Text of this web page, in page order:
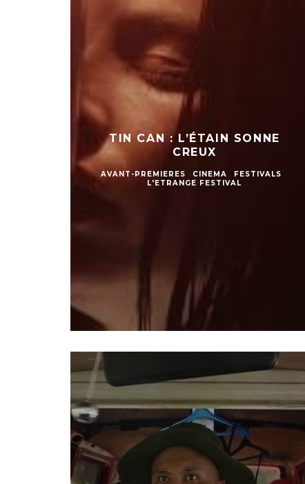
TIN CAN : L’ÉTAIN SONNE
CREUX
AVANT-PREMIERES CINEMA
FESTIVALS
L'ETRANGE FESTIVAL